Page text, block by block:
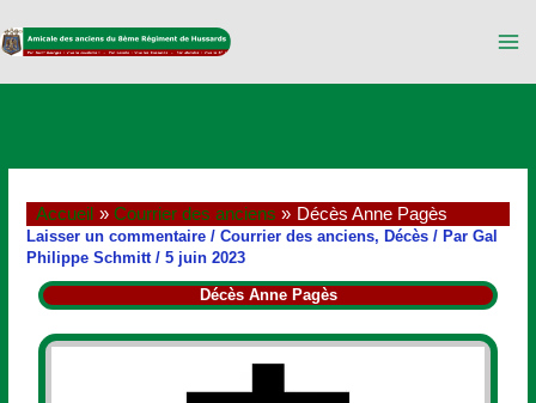
au
contenu
Accueil Courrier des anciens Décès Anne Pagès
Laisser un commentaire /Courrier des anciens, Décès / ParGal
Philippe Schmitt/5 juin 2023
Décès Anne Pagès